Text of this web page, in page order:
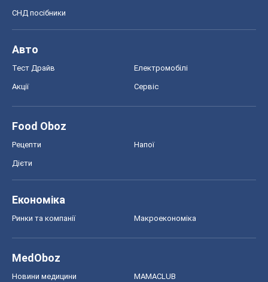
СНД посібники
Авто
Тест Драйв Електромобілі
Акції Сервіс
Food Oboz
Рецепти Напої
Дієти
Економіка
Ринки та компанії Макроекономіка
MedOboz
Новини медицини MAMACLUB